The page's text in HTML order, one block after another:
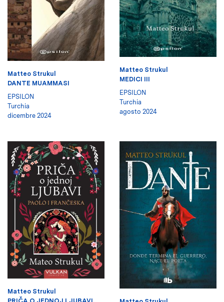
Matteo Strukul
DANTE MUAMMASI
EPSILON
Turchia
dicembre 2024
Matteo Strukul
MEDICI III
EPSILON
Turchia
agosto 2024
Matteo Strukul